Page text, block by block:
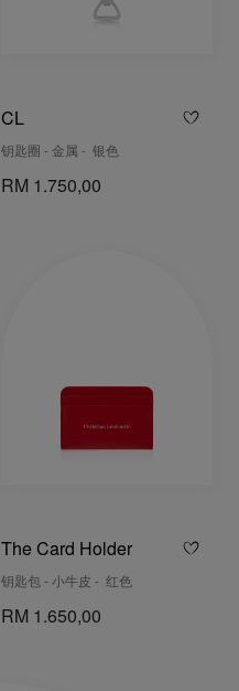
CL
钥匙圈 - 金属 - 银色
RM 1.750,00
The Card Holder
钥匙包 - 小牛皮 - 红色
RM 1.650,00